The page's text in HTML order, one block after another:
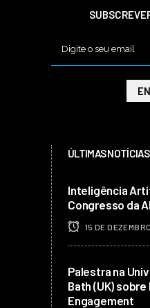
ÚLTIMAS NOTÍCIAS
Inteligência
Congresso da
15 DE
Palestra na
Bath (UK) sobre
Engagement